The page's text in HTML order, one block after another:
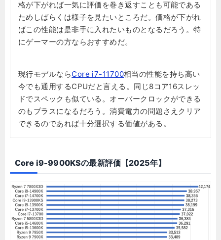
格が下がれば一気に評価を巻き返すことも可能である
ためしばらくは様子を見たいところだ。価格が下がれ
ばこの性能は是非手に入れたいものとなるだろう。特
にゲーマーの方ならおすすめだ。
現行モデルならCore i7-11700相当の性能を持ち高い
今でも通用するCPUだと言える。同じ8コア16スレッ
ドでスペックも似ている。オーバークロックができる
のもプラスになるだろう。消費電力の問題さえクリア
できるのであれば十分選択する価値がある。
Core i9-9900KSの最新評価【2025年】